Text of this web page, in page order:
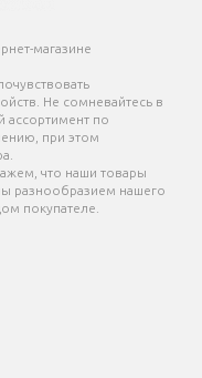
магазине
Не сомневайтесь в
ассортимент по
при этом
что наши товары
разнообразием нашего
покупателе.